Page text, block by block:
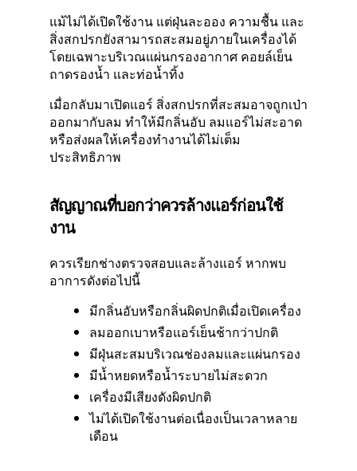
แม้ไม่ได้เปิดใช้งาน แต่ฝุ่นละออง ความชื้น และ
สิ่งสกปรกยังสามารถสะสมอยู่ภายในเครื่องได้
โดยเฉพาะบริเวณแผ่นกรองอากาศ คอยล์เย็น
ถาดรองน้ำ และท่อน้ำทิ้ง
เมื่อกลับมาเปิดแอร์ สิ่งสกปรกที่สะสมอาจถูกเป่า
ออกมากับลม ทำให้มีกลิ่นอับ ลมแอร์ไม่สะอาด
หรือส่งผลให้เครื่องทำงานได้ไม่เต็ม
ประสิทธิภาพ
สัญญาณที่บอกว่าควรล้างแอร์ก่อนใช้
งาน
ควรเรียกช่างตรวจสอบและล้างแอร์ หากพบ
อาการดังต่อไปนี้
มีกลิ่นอับหรือกลิ่นผิดปกติเมื่อเปิดเครื่อง
ลมออกเบาหรือแอร์เย็นช้ากว่าปกติ
มีฝุ่นสะสมบริเวณช่องลมและแผ่นกรอง
มีน้ำหยดหรือน้ำระบายไม่สะดวก
เครื่องมีเสียงดังผิดปกติ
ไม่ได้เปิดใช้งานต่อเนื่องเป็นเวลาหลาย
เดือน